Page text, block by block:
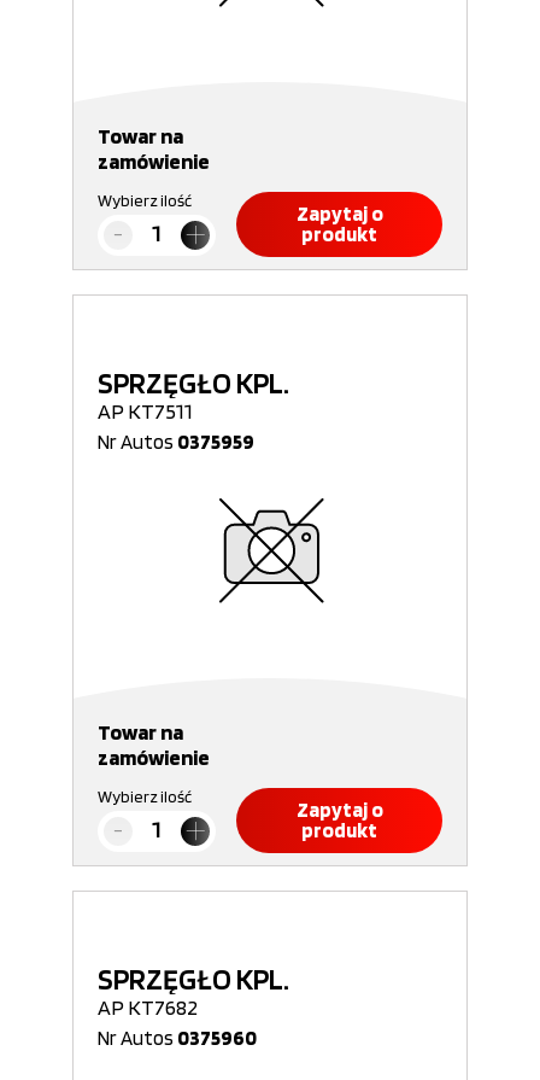
Towar na
zamówienie
Wybierz ilość
Zapytaj o
produkt
SPRZĘGŁO KPL.
AP KT7511
Nr Autos 0375959
Towar na
zamówienie
Wybierz ilość
Zapytaj o
produkt
SPRZĘGŁO KPL.
AP KT7682
Nr Autos 0375960